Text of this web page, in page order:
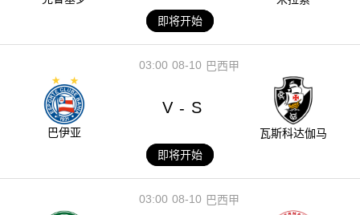
即将开始
08-10
03:00 巴西甲
巴伊亚
V - S
瓦斯科达伽马
即将开始
08-10
03:00 巴西甲